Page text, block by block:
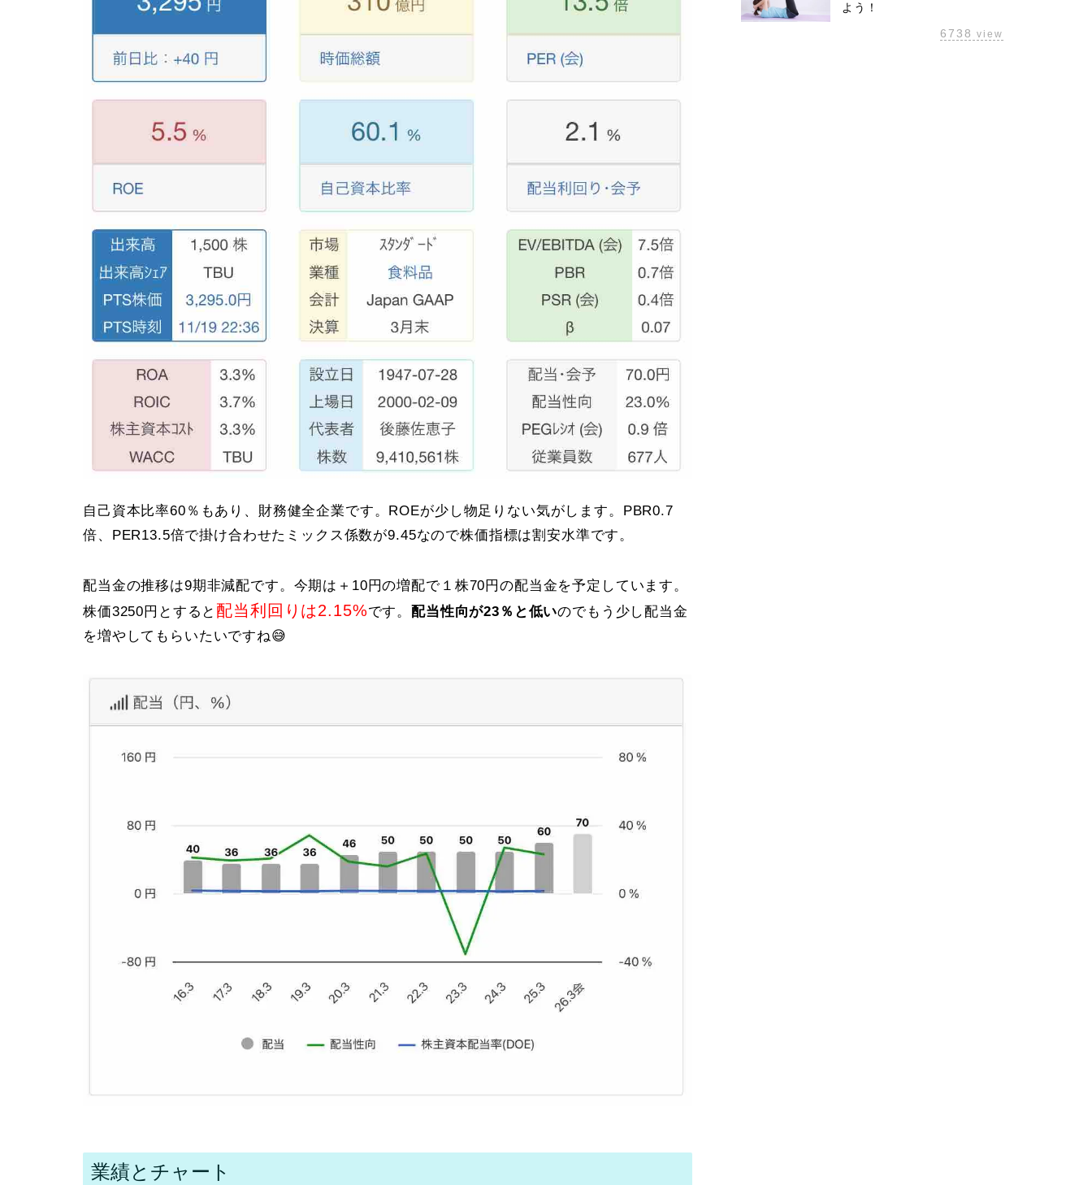
自己資本比率60％もあり、財務健全企業です。ROEが少し物足りない気がします。PBR0.7
倍、PER13.5倍で掛け合わせたミックス係数が9.45なので株価指標は割安水準です。
配当金の推移は9期非減配です。今期は＋10円の増配で１株70円の配当金を予定しています。
株価3250円とすると 配当利回りは2.15%です。配当性向が23％と低いのでもう少し配当金
を増やしてもらいたいですね😅
業績とチャート
よう！
6738 view